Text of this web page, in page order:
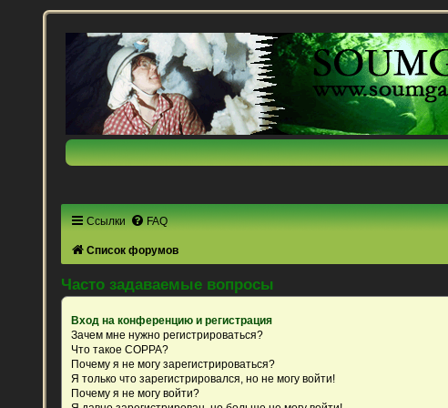
Ссылки FAQ
Список форумов
Часто задаваемые вопросы
Вход на конференцию и регистрация
Зачем мне нужно регистрироваться?
Что такое COPPA?
Почему я не могу зарегистрироваться?
Я только что зарегистрировался, но не могу войти!
Почему я не могу войти?